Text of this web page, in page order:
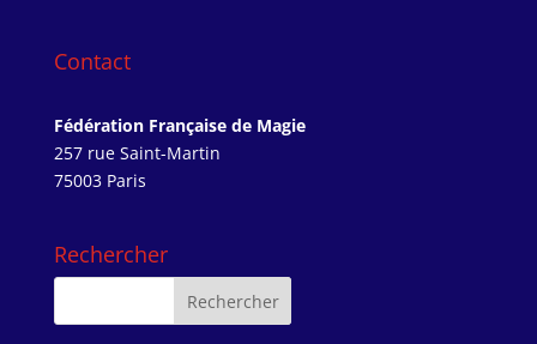
Contact
Fédération Française de Magie
257 rue Saint-Martin
75003 Paris
Rechercher